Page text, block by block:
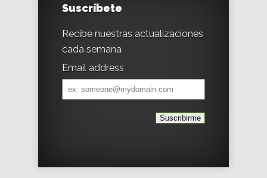
Suscríbete
Recibe nuestras actualizaciones
cada semana
Email address
Email
address